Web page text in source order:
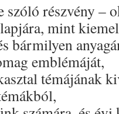
szóló részvény –
mint
bármilyen
emblémáját,
témájának